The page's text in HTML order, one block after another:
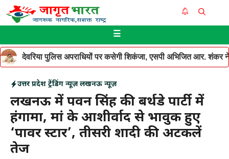
Skip
to
☰
देवरिया पुलिस अपराधियों पर कसेगी शिकंजा, एसपी अभिजित आर. शंकर ने
उत्तर प्रदेश ट्रेंडिंग न्यूज़ लखनऊ न्यूज़
लखनऊ में पवन सिंह की बर्थडे पार्टी में
हंगामा, मां के आशीर्वाद से भावुक हुए
‘पावर स्टार’, तीसरी शादी की अटकलें
तेज